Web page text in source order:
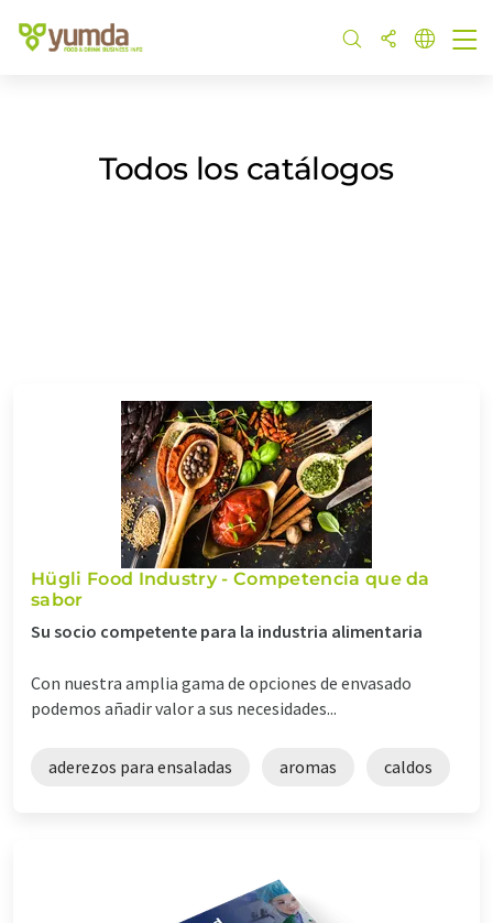
Todos los catálogos
Hügli Food Industry - Competencia que da
sabor
Su socio competente para la industria alimentaria
Con nuestra amplia gama de opciones de envasado
podemos añadir valor a sus necesidades...
aderezos para ensaladas aromas caldos